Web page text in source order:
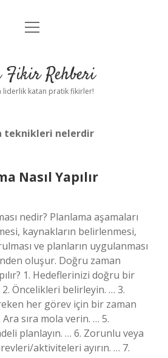
Anasayfa
Yasal Uyarı
menüyü
Fikir Rehberi
liderlik katan pratik fikirler!
teknikleri nelerdir
Nasıl Yapılır
nedir? Planlama aşamaları
kaynakların belirlenmesi,
ve planların uygulanması
oluşur. Doğru zaman
1. Hedeflerinizi doğru bir
Öncelikleri belirleyin. … 3.
her görev için bir zaman
Ara sıra mola verin. … 5.
planlayın. … 6. Zorunlu veya
aktiviteleri ayırın. … 7.